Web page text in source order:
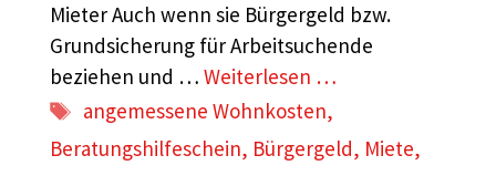
Mieter Auch wenn sie Bürgergeld bzw.
Grundsicherung für Arbeitsuchende
beziehen und … Weiterlesen …
Schlagwörter
angemessene Wohnkosten,
Beratungshilfeschein, Bürgergeld, Miete,